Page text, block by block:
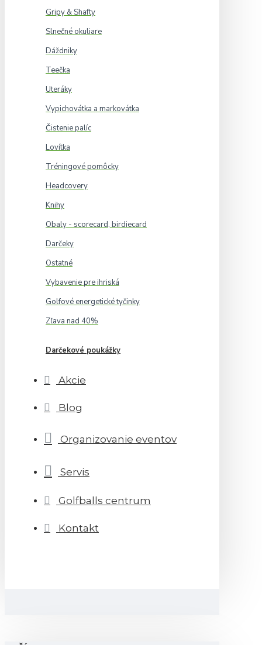
Gripy & Shafty
Slnečné okuliare
Dáždniky
Teečka
Uteráky
Vypichovátka a markovátka
Čistenie palíc
Lovítka
Tréningové pomôcky
Headcovery
Knihy
Obaly - scorecard, birdiecard
Darčeky
Ostatné
Vybavenie pre ihriská
Golfové energetické tyčinky
Zľava nad 40%
Darčekové poukážky
Akcie
Blog
Organizovanie eventov
Servis
Golfballs centrum
Kontakt